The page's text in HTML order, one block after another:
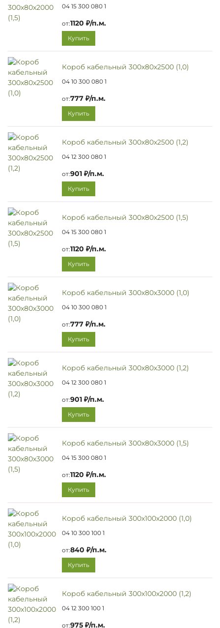
04 15 300 080 1
от:1120 ₽/п.м.
Купить
Короб кабельный 300х80х2500 (1,0)
04 10 300 080 1
от:777 ₽/п.м.
Купить
Короб кабельный 300х80х2500 (1,2)
04 12 300 080 1
от:901 ₽/п.м.
Купить
Короб кабельный 300х80х2500 (1,5)
04 15 300 080 1
от:1120 ₽/п.м.
Купить
Короб кабельный 300х80х3000 (1,0)
04 10 300 080 1
от:777 ₽/п.м.
Купить
Короб кабельный 300х80х3000 (1,2)
04 12 300 080 1
от:901 ₽/п.м.
Купить
Короб кабельный 300х80х3000 (1,5)
04 15 300 080 1
от:1120 ₽/п.м.
Купить
Короб кабельный 300х100х2000 (1,0)
04 10 300 100 1
от:840 ₽/п.м.
Купить
Короб кабельный 300х100х2000 (1,2)
04 12 300 100 1
от:975 ₽/п.м.